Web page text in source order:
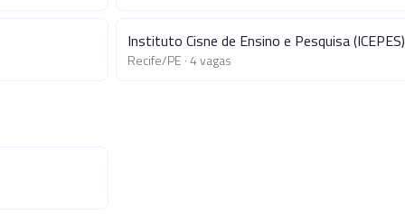
Instituto Cisne de Ensino e Pesquisa (ICEPES)
Recife/PE ·4vagas